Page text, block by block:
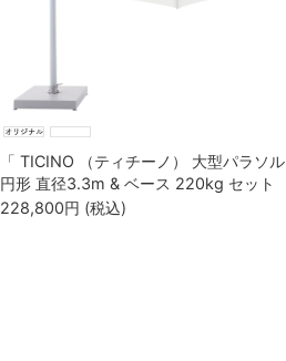
「 TICINO （ティチーノ） 大型パラソル
円形 直径3.3m & ベース 220kg セット
（カバー付き） 」
228,800円 (税込)